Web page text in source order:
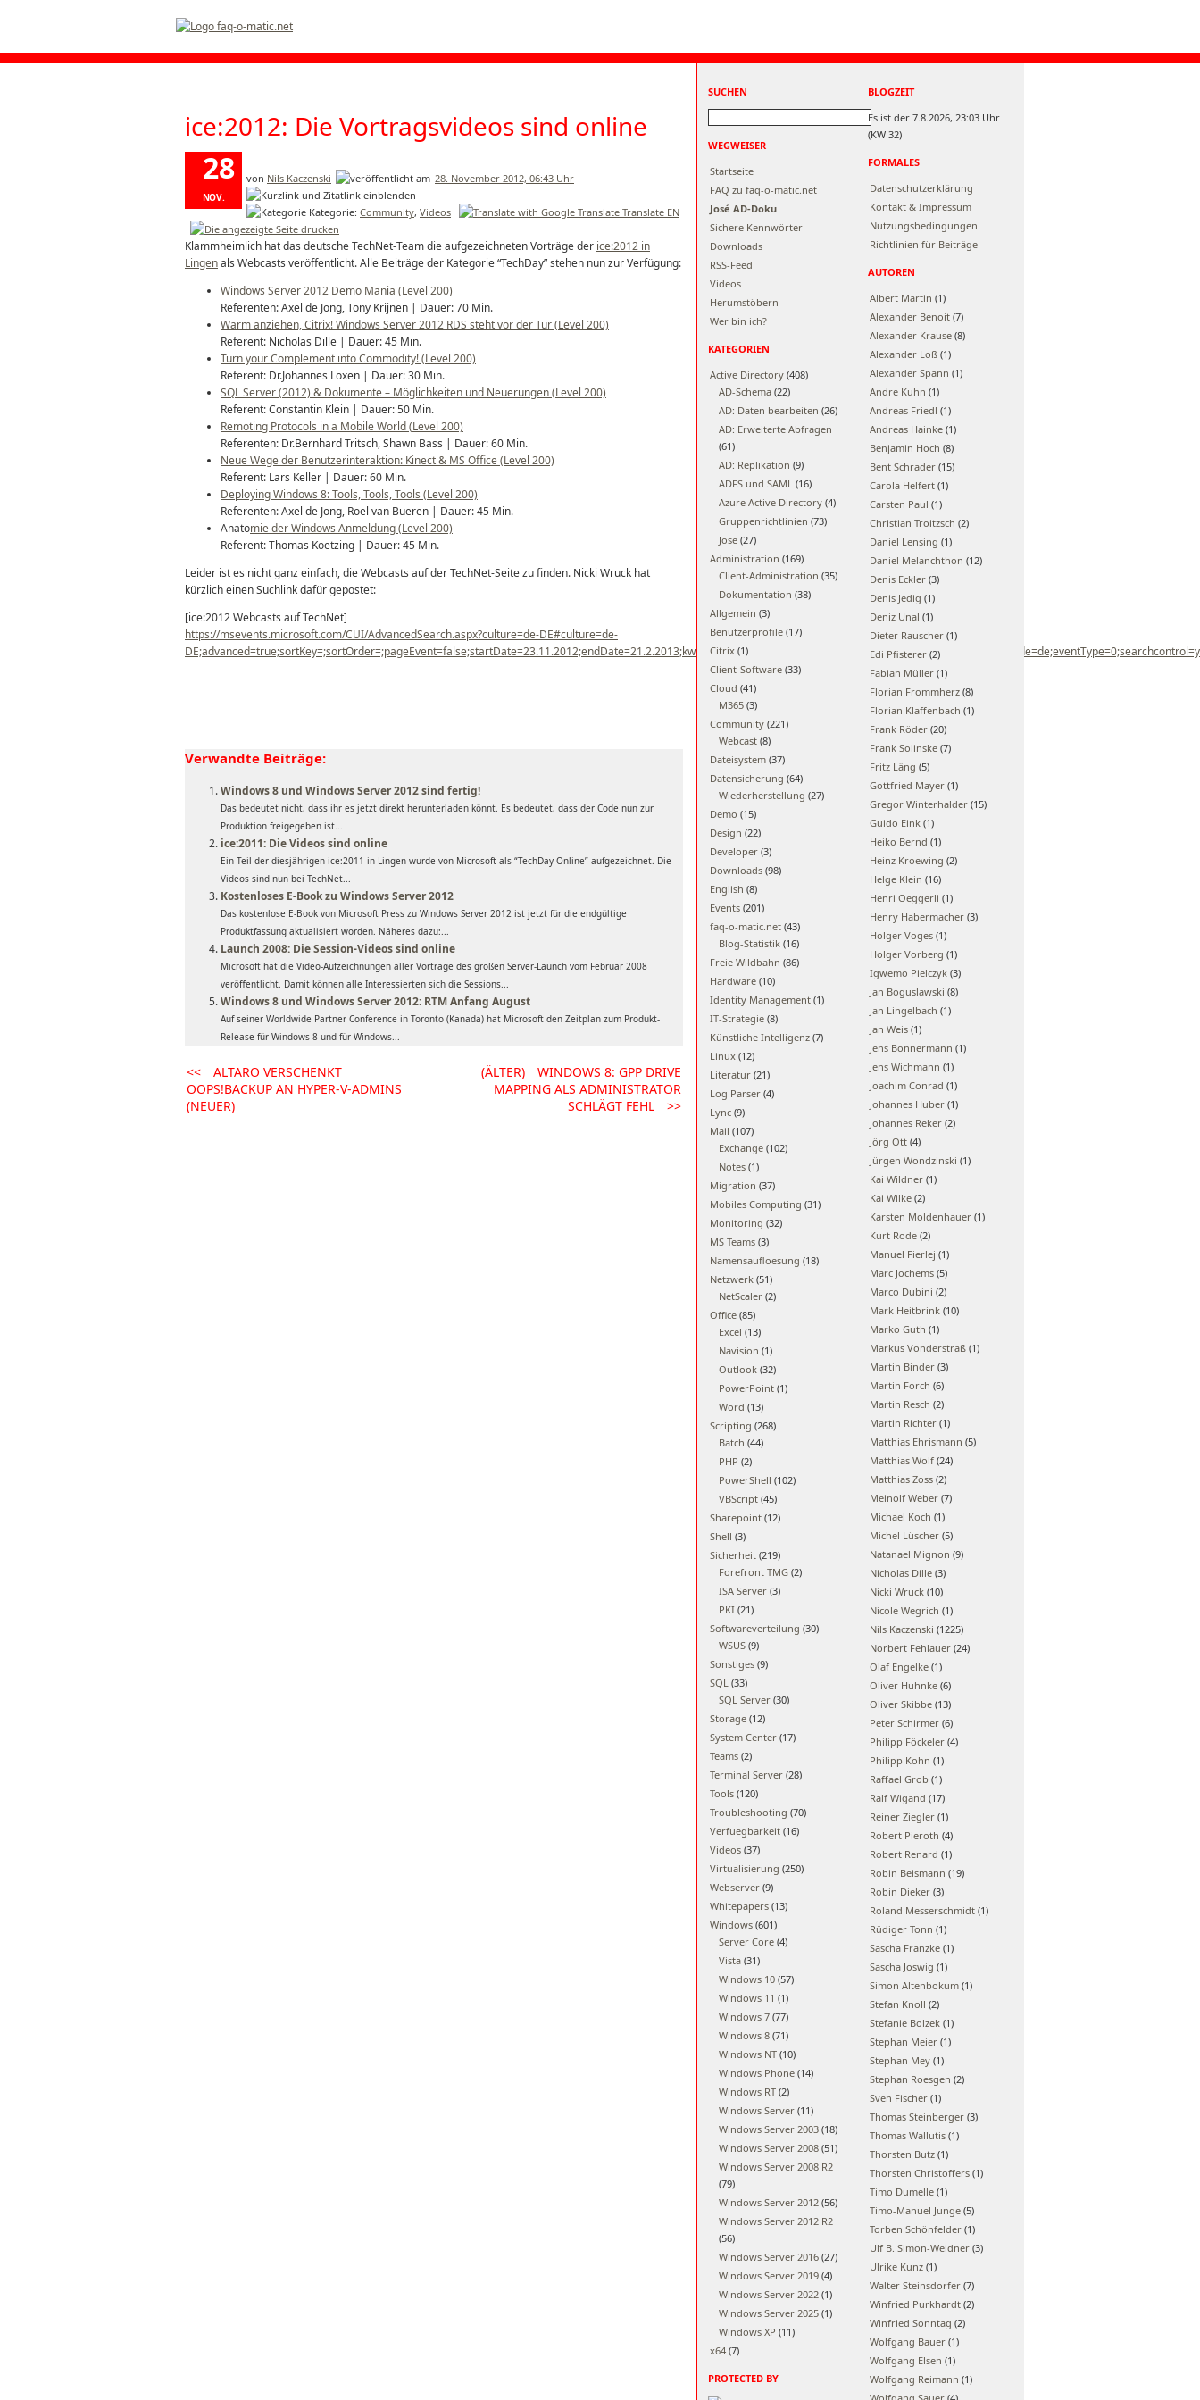
ice:2012: Die Vortragsvideos sind online
28
NOV.
von Nils Kaczenski 28. November 2012, 06:43 Uhr
Kategorie: Community, Videos Translate EN
Klammheimlich hat das deutsche TechNet-Team die aufgezeichneten Vorträge der ice:2012 in
Lingenals Webcasts veröffentlicht. Alle Beiträge der Kategorie “TechDay” stehen nun zur Verfügung:
Windows Server 2012 Demo Mania (Level 200)
Referenten: Axel de Jong, Tony Krijnen | Dauer: 70 Min.
Warm anziehen, Citrix! Windows Server 2012 RDS steht vor der Tür (Level 200)
Referent: Nicholas Dille | Dauer: 45 Min.
Turn your Complement into Commodity! (Level 200)
Referent: Dr.Johannes Loxen | Dauer: 30 Min.
SQL Server (2012) & Dokumente – Möglichkeiten und Neuerungen (Level 200)
Referent: Constantin Klein | Dauer: 50 Min.
Remoting Protocols in a Mobile World (Level 200)
Referenten: Dr.Bernhard Tritsch, Shawn Bass | Dauer: 60 Min.
Neue Wege der Benutzerinteraktion: Kinect & MS Office (Level 200)
Referent: Lars Keller | Dauer: 60 Min.
Deploying Windows 8: Tools, Tools, Tools (Level 200)
Referenten: Axel de Jong, Roel van Bueren | Dauer: 45 Min.
Anatomie der Windows Anmeldung (Level 200)
Referent: Thomas Koetzing | Dauer: 45 Min.
Leider ist es nicht ganz einfach, die Webcasts auf der TechNet-Seite zu finden. Nicki Wruck hat
kürzlich einen Suchlink dafür gepostet:
[ice:2012 Webcasts auf TechNet]
https://msevents.microsoft.com/CUI/AdvancedSearch.aspx?culture=de-DE#culture=de-
Verwandte Beiträge:
Windows 8 und Windows Server 2012 sind fertig!
Das bedeutet nicht, dass ihr es jetzt direkt herunterladen könnt. Es bedeutet, dass der Code nun zur
Produktion freigegeben ist...
ice:2011: Die Videos sind online
Ein Teil der diesjährigen ice:2011 in Lingen wurde von Microsoft als “TechDay Online” aufgezeichnet. Die
Videos sind nun bei TechNet...
Kostenloses E-Book zu Windows Server 2012
Das kostenlose E-Book von Microsoft Press zu Windows Server 2012 ist jetzt für die endgültige
Produktfassung aktualisiert worden. Näheres dazu:...
Launch 2008: Die Session-Videos sind online
Microsoft hat die Video-Aufzeichnungen aller Vorträge des großen Server-Launch vom Februar 2008
veröffentlicht. Damit können alle Interessierten sich die Sessions...
Windows 8 und Windows Server 2012: RTM Anfang August
Auf seiner Worldwide Partner Conference in Toronto (Kanada) hat Microsoft den Zeitplan zum Produkt-
Release für Windows 8 und für Windows...
<<
ALTARO VERSCHENKT
OOPS!BACKUP AN HYPER-V-ADMINS
(NEUER)
(ÄLTER)
WINDOWS 8: GPP DRIVE
MAPPING ALS ADMINISTRATOR
SCHLÄGT FEHL
>>
SUCHEN
WEGWEISER
Startseite
FAQ zu faq-o-matic.net
José AD-Doku
Sichere Kennwörter
Downloads
RSS-Feed
Videos
Herumstöbern
Wer bin ich?
KATEGORIEN
Active Directory (408)
AD-Schema (22)
AD: Daten bearbeiten (26)
AD: Erweiterte Abfragen
(61)
AD: Replikation (9)
ADFS und SAML (16)
Azure Active Directory (4)
Gruppenrichtlinien (73)
Jose (27)
Administration (169)
Client-Administration (35)
Dokumentation (38)
Allgemein (3)
Benutzerprofile (17)
Citrix (1)
Client-Software (33)
Cloud (41)
M365 (3)
Community (221)
Webcast (8)
Dateisystem (37)
Datensicherung (64)
Wiederherstellung (27)
Demo (15)
Design (22)
Developer (3)
Downloads (98)
English (8)
Events (201)
faq-o-matic.net (43)
Blog-Statistik (16)
Freie Wildbahn (86)
Hardware (10)
Identity Management (1)
IT-Strategie (8)
Künstliche Intelligenz (7)
Linux (12)
Literatur (21)
Log Parser (4)
Lync (9)
Mail (107)
Exchange (102)
Notes (1)
Migration (37)
Mobiles Computing (31)
Monitoring (32)
MS Teams (3)
Namensaufloesung (18)
Netzwerk (51)
NetScaler (2)
Office (85)
Excel (13)
Navision (1)
Outlook (32)
PowerPoint (1)
Word (13)
Scripting (268)
Batch (44)
PHP (2)
PowerShell (102)
VBScript (45)
Sharepoint (12)
Shell (3)
Sicherheit (219)
Forefront TMG (2)
ISA Server (3)
PKI (21)
Softwareverteilung (30)
WSUS (9)
Sonstiges (9)
SQL (33)
SQL Server (30)
Storage (12)
System Center (17)
Teams (2)
Terminal Server (28)
Tools (120)
Troubleshooting (70)
Verfuegbarkeit (16)
Videos (37)
Virtualisierung (250)
Webserver (9)
Whitepapers (13)
Windows (601)
Server Core (4)
Vista (31)
Windows 10 (57)
Windows 11 (1)
Windows 7 (77)
Windows 8 (71)
Windows NT (10)
Windows Phone (14)
Windows RT (2)
Windows Server (11)
Windows Server 2003 (18)
Windows Server 2008 (51)
Windows Server 2008 R2
(79)
Windows Server 2012 (56)
Windows Server 2012 R2
(56)
Windows Server 2016 (27)
Windows Server 2019 (4)
Windows Server 2022 (1)
Windows Server 2025 (1)
Windows XP (11)
x64 (7)
PROTECTED BY
BLOGZEIT
Es ist der 7.8.2026, 23:03 Uhr
(KW 32)
FORMALES
Datenschutzerklärung
Kontakt & Impressum
Nutzungsbedingungen
Richtlinien für Beiträge
AUTOREN
Albert Martin (1)
Alexander Benoit (7)
Alexander Krause (8)
Alexander Loß (1)
Alexander Spann (1)
Andre Kuhn (1)
Andreas Friedl (1)
Andreas Hainke (1)
Benjamin Hoch (8)
Bent Schrader (15)
Carola Helfert (1)
Carsten Paul (1)
Christian Troitzsch (2)
Daniel Lensing (1)
Daniel Melanchthon (12)
Denis Eckler (3)
Denis Jedig (1)
Deniz Ünal (1)
Dieter Rauscher (1)
Edi Pfisterer (2)
Fabian Müller (1)
Florian Frommherz (8)
Florian Klaffenbach (1)
Frank Röder (20)
Frank Solinske (7)
Fritz Läng (5)
Gottfried Mayer (1)
Gregor Winterhalder (15)
Guido Eink (1)
Heiko Bernd (1)
Heinz Kroewing (2)
Helge Klein (16)
Henri Oeggerli (1)
Henry Habermacher (3)
Holger Voges (1)
Holger Vorberg (1)
Igwemo Pielczyk (3)
Jan Boguslawski (8)
Jan Lingelbach (1)
Jan Weis (1)
Jens Bonnermann (1)
Jens Wichmann (1)
Joachim Conrad (1)
Johannes Huber (1)
Johannes Reker (2)
Jörg Ott (4)
Jürgen Wondzinski (1)
Kai Wildner (1)
Kai Wilke (2)
Karsten Moldenhauer (1)
Kurt Rode (2)
Manuel Fierlej (1)
Marc Jochems (5)
Marco Dubini (2)
Mark Heitbrink (10)
Marko Guth (1)
Markus Vonderstraß (1)
Martin Binder (3)
Martin Forch (6)
Martin Resch (2)
Martin Richter (1)
Matthias Ehrismann (5)
Matthias Wolf (24)
Matthias Zoss (2)
Meinolf Weber (7)
Michael Koch (1)
Michel Lüscher (5)
Natanael Mignon (9)
Nicholas Dille (3)
Nicki Wruck (10)
Nicole Wegrich (1)
Nils Kaczenski (1225)
Norbert Fehlauer (24)
Olaf Engelke (1)
Oliver Huhnke (6)
Oliver Skibbe (13)
Peter Schirmer (6)
Philipp Föckeler (4)
Philipp Kohn (1)
Raffael Grob (1)
Ralf Wigand (17)
Reiner Ziegler (1)
Robert Pieroth (4)
Robert Renard (1)
Robin Beismann (19)
Robin Dieker (3)
Roland Messerschmidt (1)
Rüdiger Tonn (1)
Sascha Franzke (1)
Sascha Joswig (1)
Simon Altenbokum (1)
Stefan Knoll (2)
Stefanie Bolzek (1)
Stephan Meier (1)
Stephan Mey (1)
Stephan Roesgen (2)
Sven Fischer (1)
Thomas Steinberger (3)
Thomas Wallutis (1)
Thorsten Butz (1)
Thorsten Christoffers (1)
Timo Dumelle (1)
Timo-Manuel Junge (5)
Torben Schönfelder (1)
Ulf B. Simon-Weidner (3)
Ulrike Kunz (1)
Walter Steinsdorfer (7)
Winfried Purkhardt (2)
Winfried Sonntag (2)
Wolfgang Bauer (1)
Wolfgang Elsen (1)
Wolfgang Reimann (1)